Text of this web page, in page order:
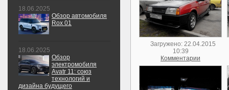
Загружено: 22.04.2015
10:39
Комментарии
18.06.2025
Обзор автомобиля
Rox 01
18.06.2025
Обзор
электромобиля
Avatr 11: союз
технологий и
дизайна будущего